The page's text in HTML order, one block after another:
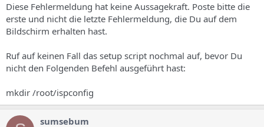
Diese Fehlermeldung hat keine Aussagekraft. Poste bitte die
erste und nicht die letzte Fehlermeldung, die Du auf dem
Bildschirm erhalten hast.
Ruf auf keinen Fall das setup script nochmal auf, bevor Du
nicht den Folgenden Befehl ausgeführt hast:
mkdir /root/ispconfig
sumsebum